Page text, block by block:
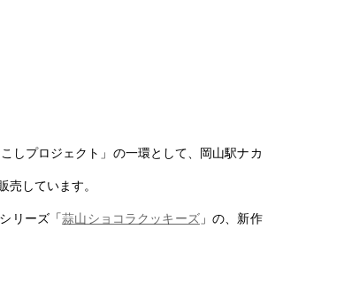
しプロジェクト」の一環として、岡山駅ナカ
売しています。
リーズ「蒜山ショコラクッキーズ」の、新作